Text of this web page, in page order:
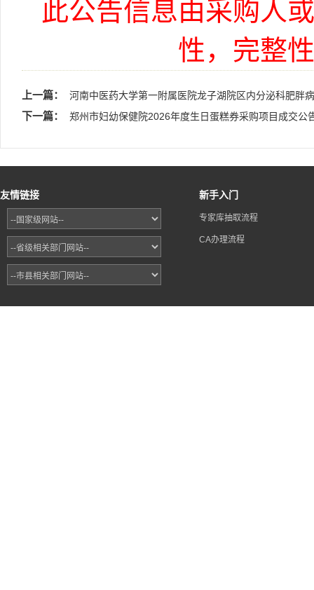
此公告信息由采购人
性，完整
上一篇： 河南中医药大学第一附属医院龙子湖院区内分泌科肥胖
下一篇： 郑州市妇幼保健院2026年度生日蛋糕券采购项目成交公
友情链接 新手入门
专家库抽取流程
CA办理流程